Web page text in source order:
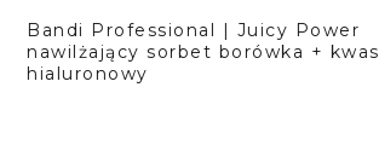
Bandi Professional | Juicy Power
nawilżający sorbet borówka + kwas
hialuronowy